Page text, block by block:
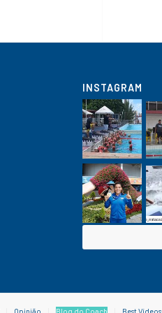
INSTAGRAM
Opinião Blog do Coach Best Vídeos